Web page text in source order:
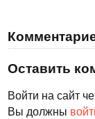
Оставить
Войти на сайт
Вы должны